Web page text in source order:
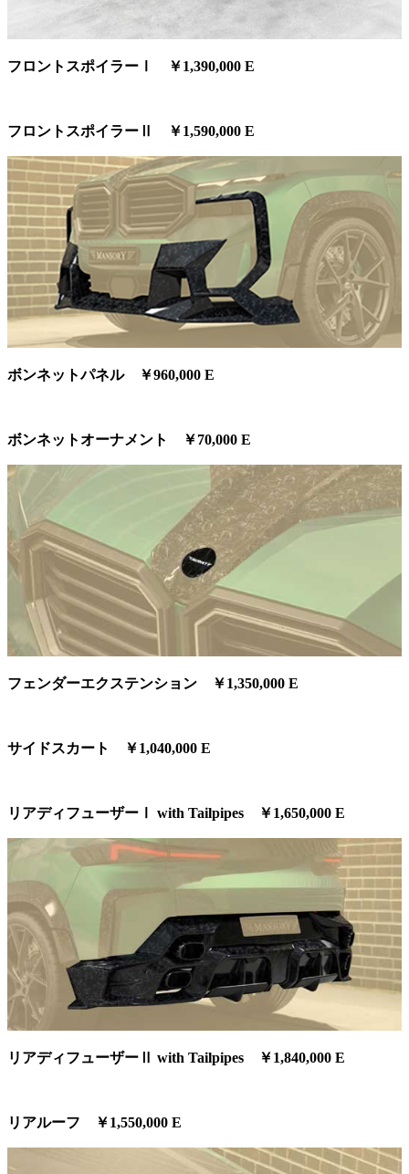
フロントスポイラーⅠ ￥1,390,000 E
フロントスポイラーⅡ ￥1,590,000 E
ボンネットパネル ￥960,000 E
ボンネットオーナメント ￥70,000 E
フェンダーエクステンション ￥1,350,000 E
サイドスカート ￥1,040,000 E
リアディフューザーⅠ with Tailpipes ￥1,650,000 E
リアディフューザーⅡ with Tailpipes ￥1,840,000 E
リアルーフ ￥1,550,000 E